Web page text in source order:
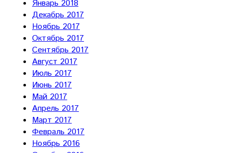
Январь 2018
Декабрь 2017
Ноябрь 2017
Октябрь 2017
Сентябрь 2017
Август 2017
Июль 2017
Июнь 2017
Май 2017
Апрель 2017
Март 2017
Февраль 2017
Ноябрь 2016